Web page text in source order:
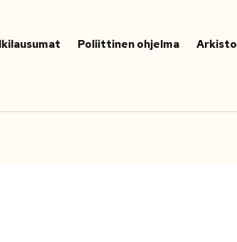
Poliittinen ohjelma Arkisto